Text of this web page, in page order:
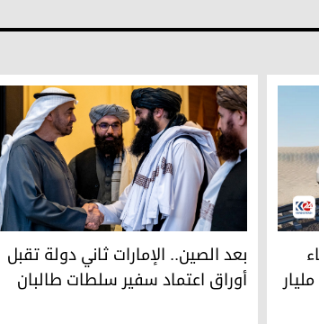
الحديد بقيمة 2,3 مليار دولار
خطوط للسكك الحديد بقيمة 2,3 مليار
بعد الصين.. الإمارات ثاني دولة تقبل
بعد الصين.. الإمارات ثاني دولة تقبل
أوراق اعتماد سفير سلطات طالبان